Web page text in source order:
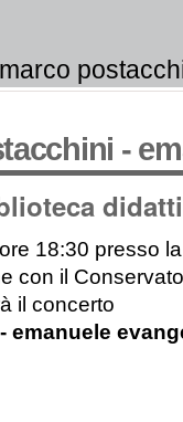
-
18:30 presso
con il
il concerto
emanuele